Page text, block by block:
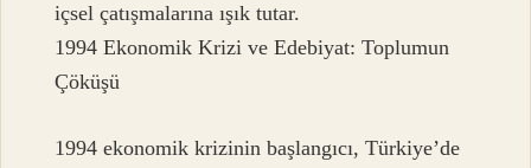
içsel çatışmalarına ışık tutar.
1994 Ekonomik Krizi ve Edebiyat: Toplumun
Çöküşü
1994 ekonomik krizinin başlangıcı, Türkiye’de